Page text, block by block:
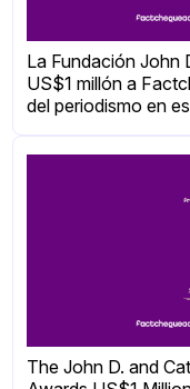
La Fundación John
US$1 millón a
del periodismo en
The John D. and